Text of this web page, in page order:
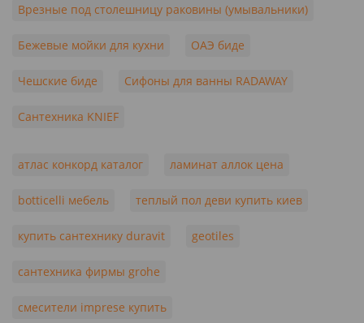
Врезные под столешницу раковины (умывальники)
Бежевые мойки для кухни ОАЭ биде
Чешские биде Сифоны для ванны RADAWAY
Сантехника KNIEF
атлас конкорд каталог ламинат аллок цена
botticelli мебель теплый пол деви купить киев
купить сантехнику duravit geotiles
сантехника фирмы grohe
смесители imprese купить